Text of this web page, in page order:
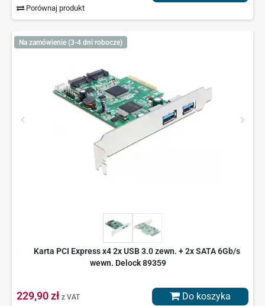
Porównaj produkt
Na zamówienie (3-4 dni robocze)
Karta PCI Express x4 2x USB 3.0 zewn. + 2x SATA 6Gb/s
wewn. Delock 89359
229,90 zł z VAT Do koszyka